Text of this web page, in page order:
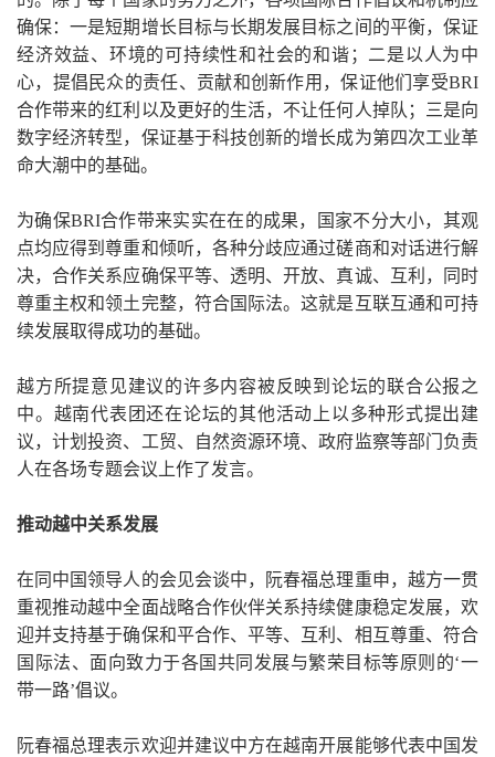
确保：一是短期增长目标与长期发展目标之间的平衡，保证
经济效益、环境的可持续性和社会的和谐；二是以人为中
心，提倡民众的责任、贡献和创新作用，保证他们享受BRI
合作带来的红利以及更好的生活，不让任何人掉队；三是向
数字经济转型，保证基于科技创新的增长成为第四次工业革
命大潮中的基础。
为确保BRI合作带来实实在在的成果，国家不分大小，其观
点均应得到尊重和倾听，各种分歧应通过磋商和对话进行解
决，合作关系应确保平等、透明、开放、真诚、互利，同时
尊重主权和领土完整，符合国际法。这就是互联互通和可持
续发展取得成功的基础。
越方所提意见建议的许多内容被反映到论坛的联合公报之
中。越南代表团还在论坛的其他活动上以多种形式提出建
议，计划投资、工贸、自然资源环境、政府监察等部门负责
人在各场专题会议上作了发言。
推动越中关系发展
在同中国领导人的会见会谈中，阮春福总理重申，越方一贯
重视推动越中全面战略合作伙伴关系持续健康稳定发展，欢
迎并支持基于确保和平合作、平等、互利、相互尊重、符合
国际法、面向致力于各国共同发展与繁荣目标等原则的‘一
带一路’倡议。
阮春福总理表示欢迎并建议中方在越南开展能够代表中国发